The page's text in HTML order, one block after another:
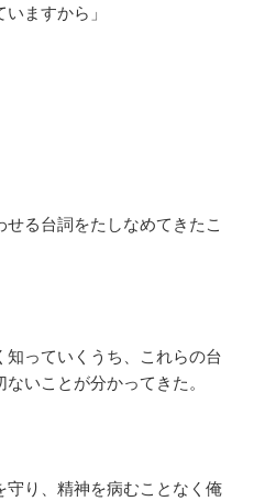
ますから」
る台詞をたしなめてきたこ
知っていくうち、これらの台
いことが分かってきた。
守り、精神を病むことなく俺